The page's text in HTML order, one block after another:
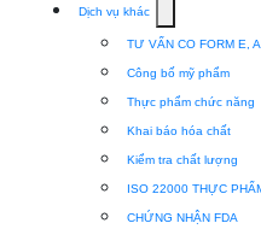
Dịch vụ khác
submenu
for
Dịch
vụ
khác
TƯ VẤN CO FORM E,
Công bố mỹ phẩm
Thực phẩm chức năng
Khai báo hóa chất
Kiểm tra chất lượng
ISO 22000 THỰC
CHỨNG NHẬN FDA